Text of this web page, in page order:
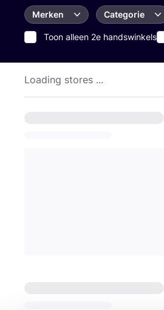
Merken
Categorie
Toon alleen 2e handswinkels
Loading stores ...